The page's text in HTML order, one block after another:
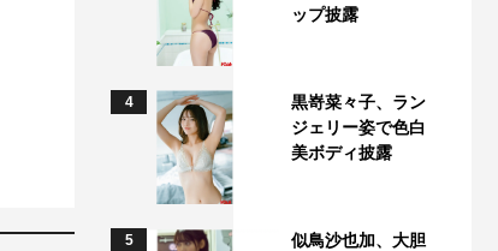
ップ披露
4
黒嵜菜々子、ラン
ジェリー姿で色白
美ボディ披露
5
似鳥沙也加、大胆